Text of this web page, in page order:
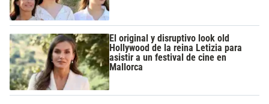
El original y disruptivo look old
Hollywood de la reina Letizia para
asistir a un festival de cine en
Mallorca